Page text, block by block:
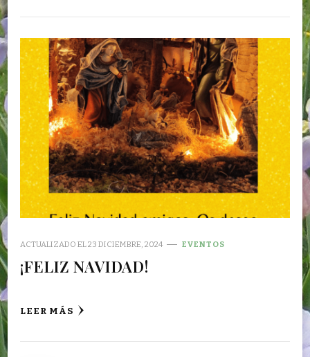
ACTUALIZADO EL23 DICIEMBRE, 2024 EVENTOS
¡FELIZ NAVIDAD!
LEER MÁS